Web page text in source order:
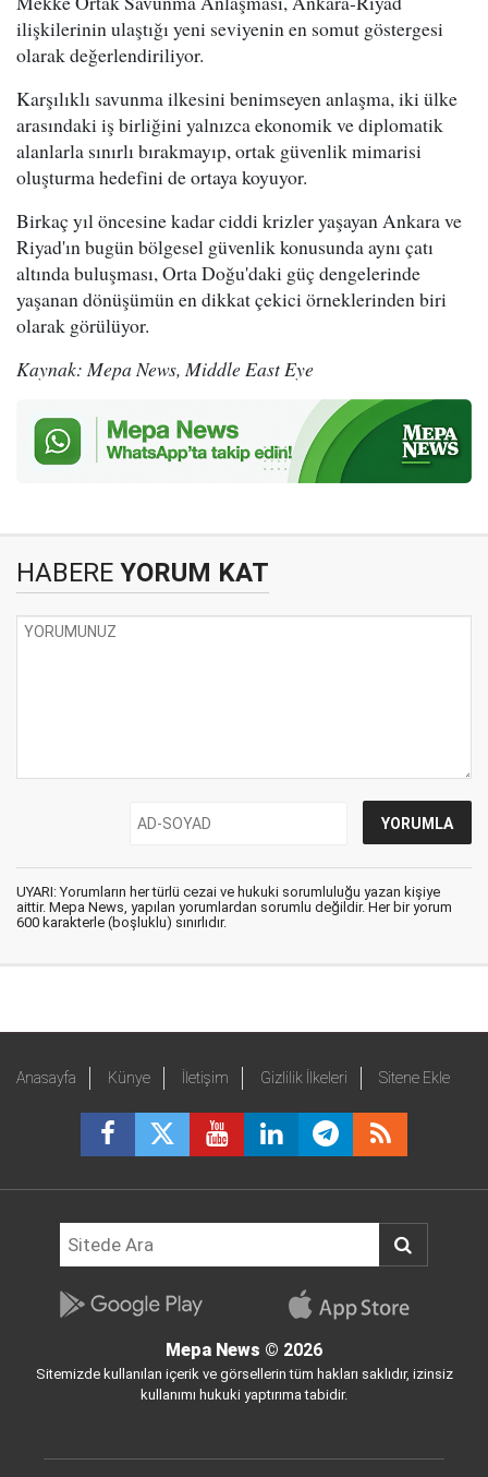
ilişkilerinin ulaştığı yeni seviyenin en somut göstergesi
olarak değerlendiriliyor.
Karşılıklı savunma ilkesini benimseyen anlaşma, iki ülke
arasındaki iş birliğini yalnızca ekonomik ve diplomatik
alanlarla sınırlı bırakmayıp, ortak güvenlik mimarisi
oluşturma hedefini de ortaya koyuyor.
Birkaç yıl öncesine kadar ciddi krizler yaşayan Ankara ve
Riyad'ın bugün bölgesel güvenlik konusunda aynı çatı
altında buluşması, Orta Doğu'daki güç dengelerinde
yaşanan dönüşümün en dikkat çekici örneklerinden biri
olarak görülüyor.
Kaynak: Mepa News, Middle East Eye
HABERE YORUM KAT
UYARI: Yorumların her türlü cezai ve hukuki sorumluluğu yazan kişiye
aittir. Mepa News, yapılan yorumlardan sorumlu değildir. Her bir yorum
600 karakterle (boşluklu) sınırlıdır.
Anasayfa Künye İletişim Gizlilik İlkeleri Sitene Ekle
Mepa News © 2026
Sitemizde kullanılan içerik ve görsellerin tüm hakları saklıdır, izinsiz
kullanımı hukuki yaptırıma tabidir.